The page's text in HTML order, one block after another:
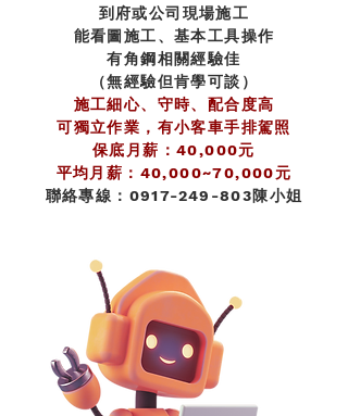
到府或公司現場施工
能看圖施工、基本工具操作
有角鋼相關經驗佳
（無經驗但肯學可談）
施工細心、守時、配合度高
可獨立作業，有小客車手排駕照
保底月薪：40,000元
平均月薪：40,000~70,000元
聯絡專線：0917-249-803陳小姐